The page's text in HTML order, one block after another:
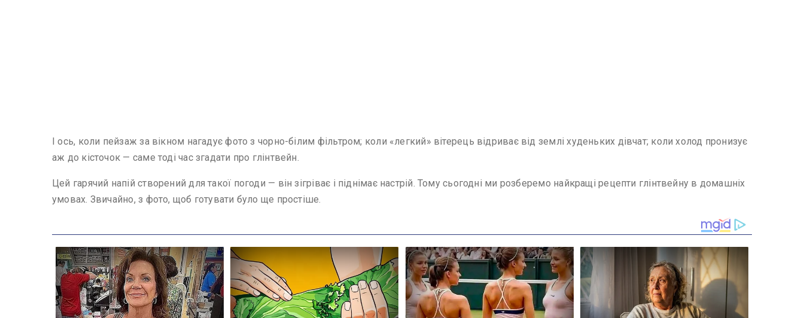
І ось, коли пейзаж за вікном нагадує фото з чорно-білим фільтром; коли «легкий» вітерець відриває від землі худеньких дівчат; коли холод пронизує
аж до кісточок — саме тоді час згадати про глінтвейн.
Цей гарячий напій створений для такої погоди — він зігріває і піднімає настрій. Тому сьогодні ми розберемо найкращі рецепти глінтвейну в домашніх
умовах. Звичайно, з фото, щоб готувати було ще простіше.